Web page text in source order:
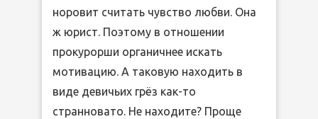
норовит считать чувство любви. Она
ж юрист. Поэтому в отношении
прокурорши органичнее искать
мотивацию. А таковую находить в
виде девичьих грёз как-то
странновато. Не находите? Проще